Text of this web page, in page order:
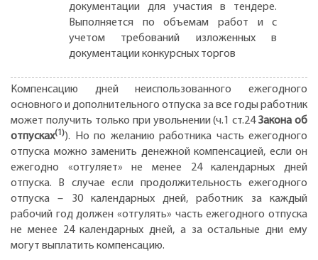
документации для участия в тендере.
Выполняется по объемам работ и с
учетом требований изложенных в
документации конкурсных торгов
Компенсацию дней неиспользованного ежегодного
основного и дополнительного отпуска за все годы работник
может получить только при увольнении (ч.1 ст.24Закона об
отпусках(1)). Но по желанию работника часть ежегодного
отпуска можно заменить денежной компенсацией, если он
ежегодно «отгуляет» не менее 24 календарных дней
отпуска. В случае если продолжительность ежегодного
отпуска – 30 календарных дней, работник за каждый
рабочий год должен «отгулять» часть ежегодного отпуска
не менее 24 календарных дней, а за остальные дни ему
могут выплатить компенсацию.